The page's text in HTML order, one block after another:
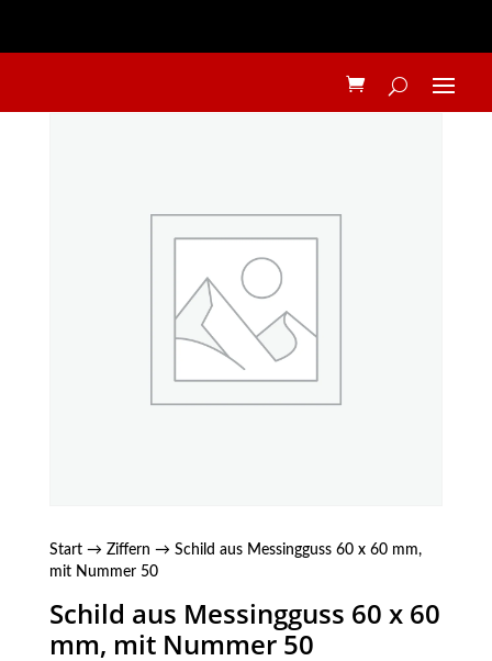
Start→ Ziffern → Schild aus Messingguss 60 x 60 mm,
mit Nummer 50
Schild aus Messingguss 60 x 60
mm, mit Nummer 50